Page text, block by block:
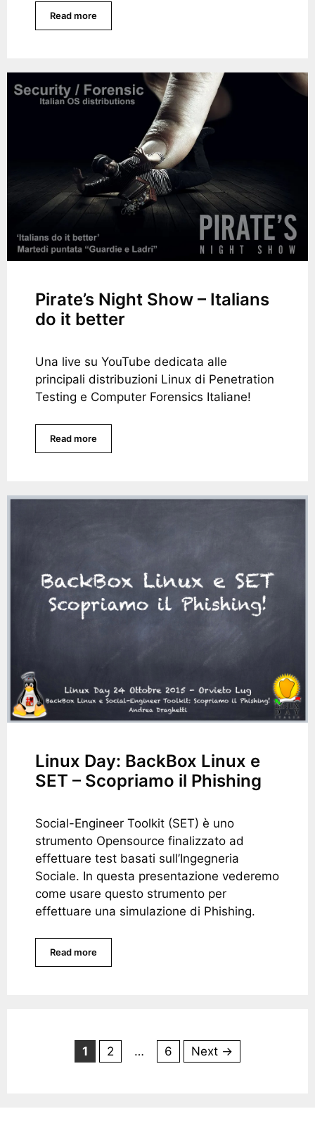
Read more
Pirate’s Night Show – Italians
do it better
Una live su YouTube dedicata alle
principali distribuzioni Linux di Penetration
Testing e Computer Forensics Italiane!
Read more
Linux Day: BackBox Linux e
SET – Scopriamo il Phishing
Social-Engineer Toolkit (SET) è uno
strumento Opensource finalizzato ad
effettuare test basati sull’Ingegneria
Sociale. In questa presentazione vederemo
come usare questo strumento per
effettuare una simulazione di Phishing.
Read more
Page
1 Page
2 … Page
6 Next →